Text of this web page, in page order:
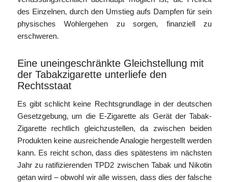
des Einzelnen, durch den Umstieg aufs Dampfen für sein
physisches Wohlergehen zu sorgen, finanziell zu
erschweren.
Eine uneingeschränkte Gleichstellung mit
der Tabakzigarette unterliefe den
Rechtsstaat
Es gibt schlicht keine Rechtsgrundlage in der deutschen
Gesetzgebung, um die E-Zigarette als Gerät der Tabak-
Zigarette rechtlich gleichzustellen, da zwischen beiden
Produkten keine ausreichende Analogie hergestellt werden
kann. Es reicht schon, dass dies spätestens im nächsten
Jahr zu ratifizierenden TPD2 zwischen Tabak und Nikotin
getan wird – obwohl wir alle wissen, dass dies der falsche